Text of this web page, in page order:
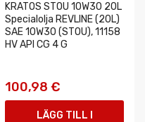
KRATOS STOU 10W30 20L
Specialolja REVLINE (20L)
SAE 10W30 (STOU), 11158
HV API CG 4 G
100,98 €
LÄGG TILL I